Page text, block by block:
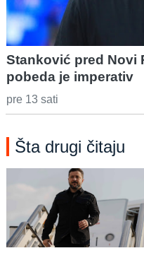
Stanković pred Novi
pobeda je imperativ
pre 13 sati
Šta drugi čitaju